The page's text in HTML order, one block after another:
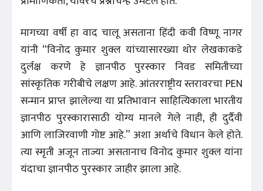
मागच्या वर्षी हा वाद चालू असताना हिंदी कवी विष्णू नागर
यांनी “विनोद कुमार शुक्ल यांच्यासारख्या थोर लेखकाकडे
दुर्लक्ष करणे हे ज्ञानपीठ पुरस्कार निवड समितीच्या
सांस्कृतिक गरीबीचे लक्षण आहे. आंतरराष्ट्रीय स्तरावरचा PEN
सन्मान प्राप्त झालेल्या या प्रतिभावान साहित्यिकाला भारतीय
ज्ञानपीठ पुरस्कारासाठी योग्य मानले गेले नाही, ही दुर्दैवी
आणि लाजिरवाणी गोष्ट आहे.” अशा अर्थाचे विधान केले होते.
त्या स्मृती अजून ताज्या असतानाच विनोद कुमार शुक्ल यांना
यंदाचा ज्ञानपीठ पुरस्कार जाहीर झाला आहे.